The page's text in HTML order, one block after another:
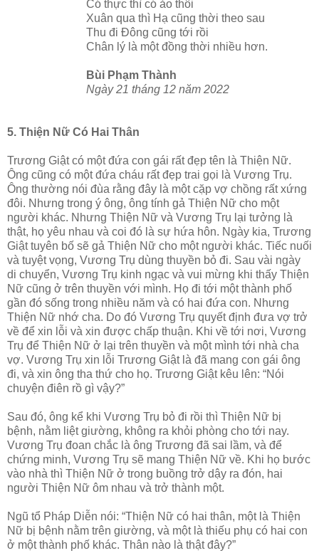
Có thực thì có ảo thôi
Xuân qua thì Hạ cũng thời theo sau
Thu đi Đông cũng tới rồi
Chân lý là một đồng thời nhiều hơn.
Bùi Phạm Thành
Ngày 21 tháng 12 năm 2022
5. Thiện Nữ Có Hai Thân
Trương Giật có một đứa con gái rất đẹp tên là Thiện Nữ.
Ông cũng có một đứa cháu rất đẹp trai gọi là Vương Trụ.
Ông thường nói đùa rằng đây là một cặp vợ chồng rất xứng
đôi. Nhưng trong ý ông, ông tính gả Thiện Nữ cho một
người khác. Nhưng Thiện Nữ và Vương Trụ lại tưởng là
thật, họ yêu nhau và coi đó là sự hứa hôn. Ngày kia, Trương
Giật tuyên bố sẽ gả Thiện Nữ cho một người khác. Tiếc nuối
và tuyệt vọng, Vương Trụ dùng thuyền bỏ đi. Sau vài ngày
di chuyển, Vương Trụ kinh ngạc và vui mừng khi thấy Thiện
Nữ cũng ở trên thuyền với mình. Họ đi tới một thành phố
gần đó sống trong nhiều năm và có hai đứa con. Nhưng
Thiện Nữ nhớ cha. Do đó Vương Trụ quyết định đưa vợ trở
về để xin lỗi và xin được chấp thuận. Khi về tới nơi, Vương
Trụ để Thiện Nữ ở lại trên thuyền và một mình tới nhà cha
vợ. Vương Trụ xin lỗi Trương Giật là đã mang con gái ông
đi, và xin ông tha thứ cho họ. Trương Giật kêu lên: “Nói
chuyện điên rồ gì vậy?”
Sau đó, ông kể khi Vương Trụ bỏ đi rồi thì Thiện Nữ bị
bệnh, nằm liệt giường, không ra khỏi phòng cho tới nay.
Vương Trụ đoan chắc là ông Trương đã sai lầm, và để
chứng minh, Vương Trụ sẽ mang Thiện Nữ về. Khi họ bước
vào nhà thì Thiện Nữ ở trong buồng trở dậy ra đón, hai
người Thiện Nữ ôm nhau và trở thành một.
Ngũ tổ Pháp Diễn nói: “Thiện Nữ có hai thân, một là Thiện
Nữ bị bệnh nằm trên giường, và một là thiếu phụ có hai con
ở một thành phố khác. Thân nào là thật đây?”